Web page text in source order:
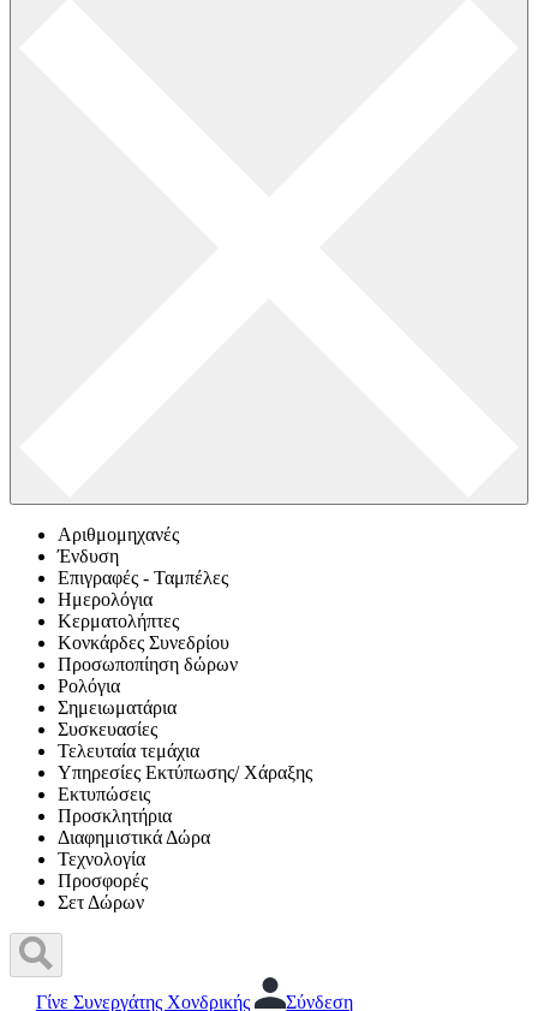
Αριθμομηχανές
Ένδυση
Επιγραφές - Ταμπέλες
Ημερολόγια
Κερματολήπτες
Κονκάρδες Συνεδρίου
Προσωποπίηση δώρων
Ρολόγια
Σημειωματάρια
Συσκευασίες
Τελευταία τεμάχια
Υπηρεσίες Εκτύπωσης/ Χάραξης
Εκτυπώσεις
Προσκλητήρια
Διαφημιστικά Δώρα
Τεχνολογία
Προσφορές
Σετ Δώρων
Γίνε Συνεργάτης Χονδρικής Σύνδεση